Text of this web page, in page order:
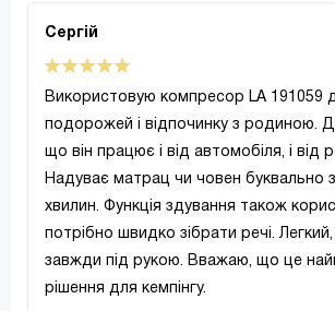
Сергій
Використовую компресор LA 191059
подорожей і відпочинку з родиною.
що він працює і від автомобіля, і від
Надуває матрац чи човен буквально
хвилин. Функція здування також
потрібно швидко зібрати речі. Легкий,
завжди під рукою. Вважаю, що це
рішення для кемпінгу.